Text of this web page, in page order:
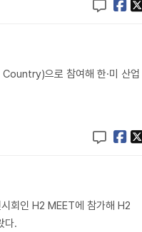
으로 참여해 한·미 산업
회인 H2 MEET에 참가해 H2
다.